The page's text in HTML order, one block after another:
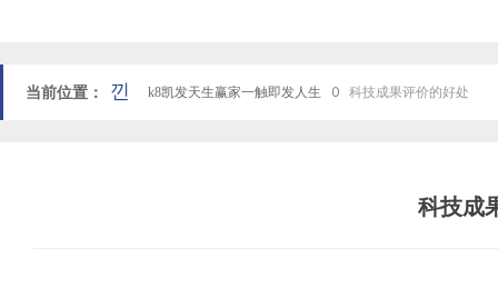
当前位置： k8凯发天生赢家一触即发人生 ꄲ 科技成果评价的好处
낀
科技成